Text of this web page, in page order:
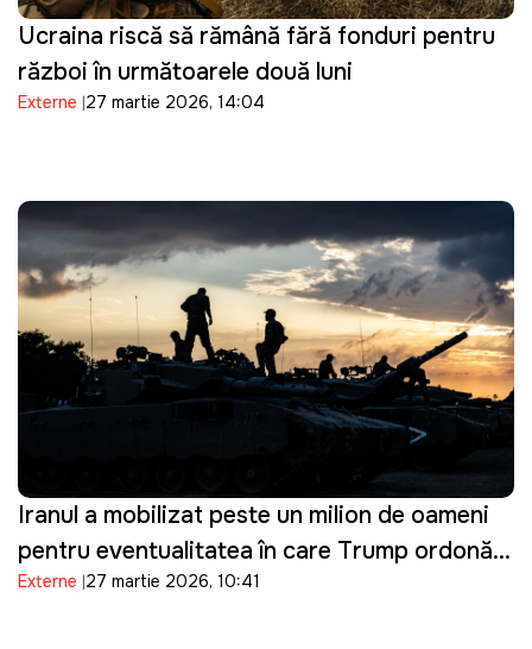
Ucraina riscă să rămână fără fonduri pentru
război în următoarele două luni
Externe 27 martie 2026, 14:04
Iranul a mobilizat peste un milion de oameni
pentru eventualitatea în care Trump ordonă o
invazie terestră
Externe 27 martie 2026, 10:41